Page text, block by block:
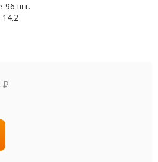
96 шт.
14.2
₽